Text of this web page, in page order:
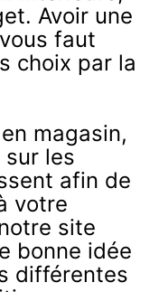
Avoir une
faut
choix par la
magasin,
les
afin de
votre
site
bonne idée
différentes